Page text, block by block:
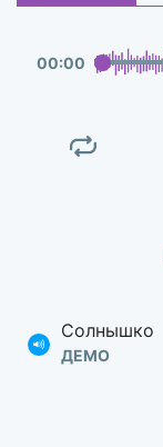
00:00
Солнышко
ДЕМО